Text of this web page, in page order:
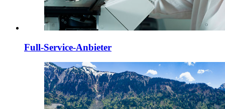
Full-Service-Anbieter